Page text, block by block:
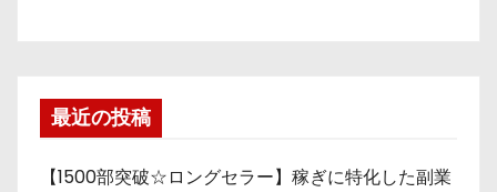
最近の投稿
【1500部突破☆ロングセラー】稼ぎに特化した副業